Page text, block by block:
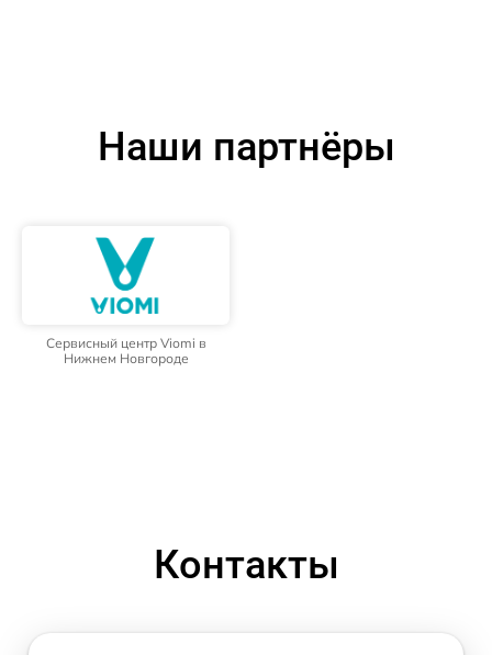
Наши партнёры
Сервисный центр Viomi в
Нижнем Новгороде
Контакты